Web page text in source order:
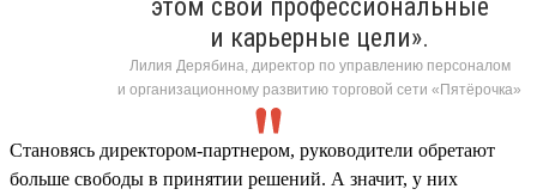
этом свои профессиональные
и карьерные цели».
Лилия Дерябина, директор по управлению персоналом
и организационному развитию торговой сети «Пятёрочка»
Становясь директором-партнером, руководители обретают
больше свободы в принятии решений. А значит, у них